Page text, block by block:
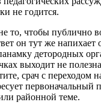
не годится.
то, чтобы публично
он тут же напихает
детородных
выходит не
срач с переходом
первоначальный
районной теме.